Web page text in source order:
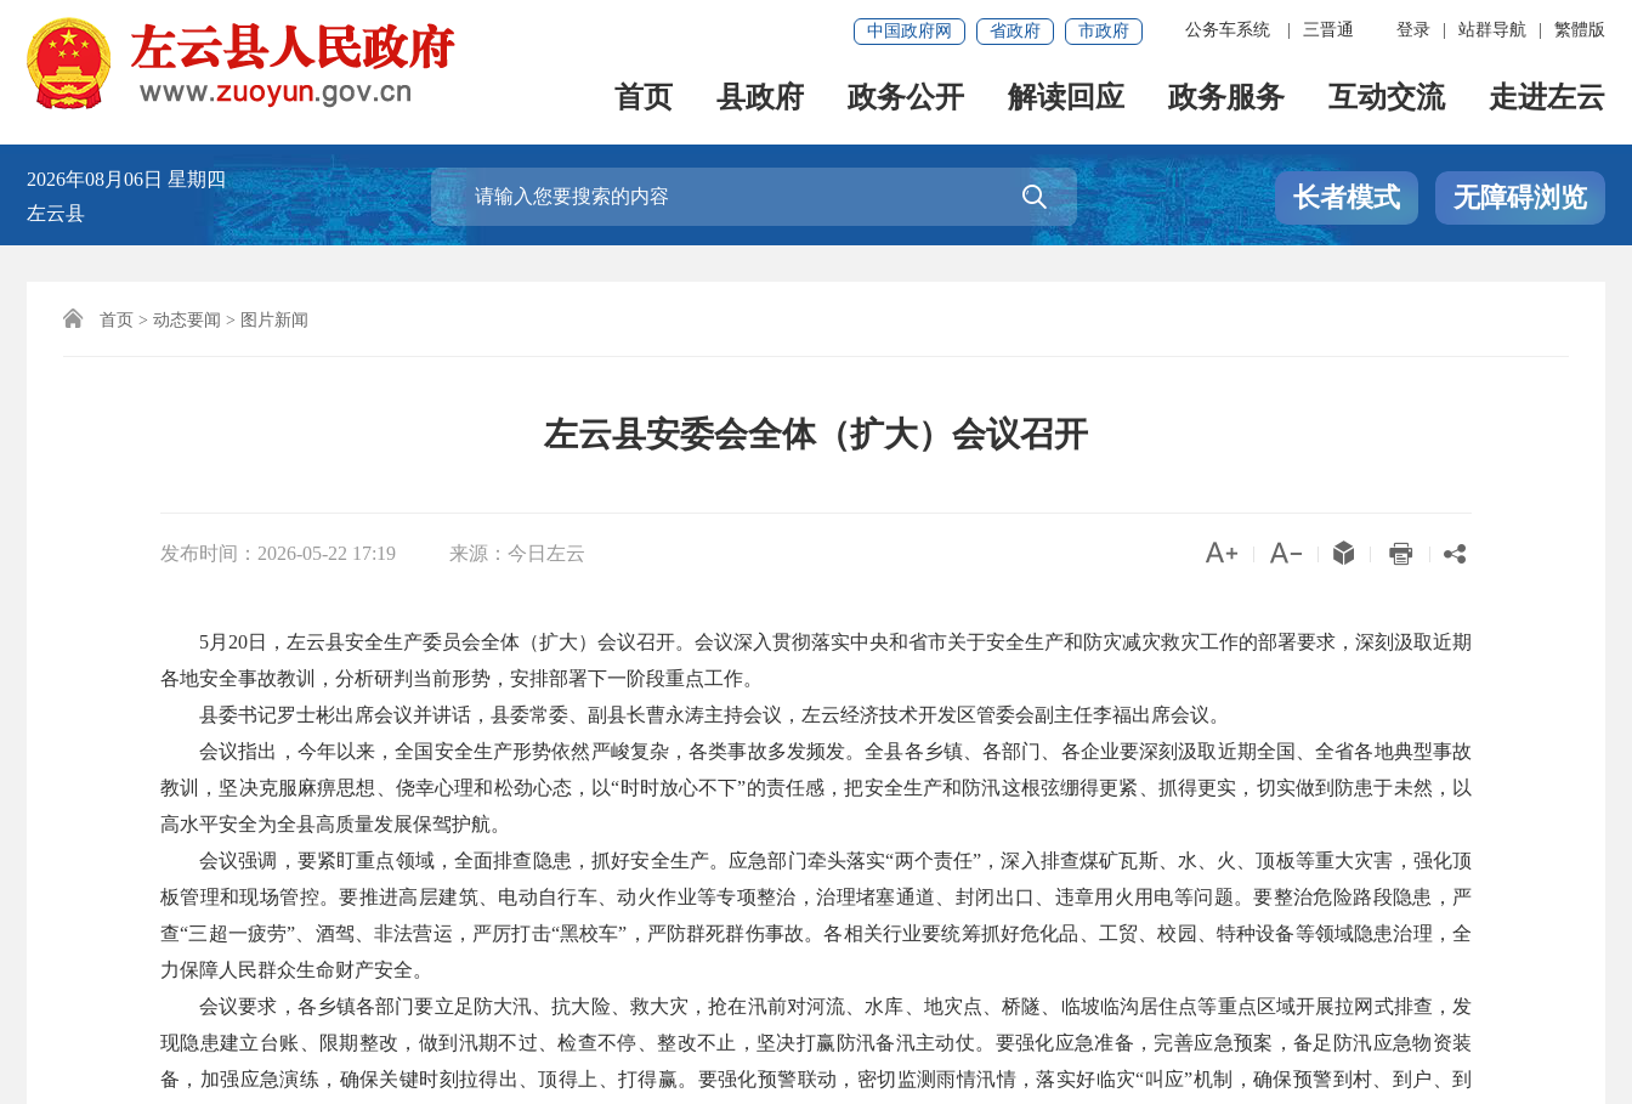
登录 站群导航 繁體版
公务车系统 三晋通
中国政府网 省政府 市政府
首页 县政府 政务公开 解读回应 政务服务 互动交流 走进左云
2026年08月06日 星期四
左云县
 长者模式 无障碍浏览
 首页 > 动态要闻 > 图片新闻
左云县安委会全体（扩大）会议召开
发布时间： 2026-05-22 17:19 来源： 今日左云     
5月20日，左云县安全生产委员会全体（扩大）会议召开。会议深入贯彻落实中央和省市关于安全生产和防灾减灾救灾工作的部署要求，深刻汲取近期
各地安全事故教训，分析研判当前形势，安排部署下一阶段重点工作。
县委书记罗士彬出席会议并讲话，县委常委、副县长曹永涛主持会议，左云经济技术开发区管委会副主任李福出席会议。
会议指出，今年以来，全国安全生产形势依然严峻复杂，各类事故多发频发。全县各乡镇、各部门、各企业要深刻汲取近期全国、全省各地典型事故
教训，坚决克服麻痹思想、侥幸心理和松劲心态，以“时时放心不下”的责任感，把安全生产和防汛这根弦绷得更紧、抓得更实，切实做到防患于未然，以
高水平安全为全县高质量发展保驾护航。
会议强调，要紧盯重点领域，全面排查隐患，抓好安全生产。应急部门牵头落实“两个责任”，深入排查煤矿瓦斯、水、火、顶板等重大灾害，强化顶
板管理和现场管控。要推进高层建筑、电动自行车、动火作业等专项整治，治理堵塞通道、封闭出口、违章用火用电等问题。要整治危险路段隐患，严
查“三超一疲劳”、酒驾、非法营运，严厉打击“黑校车”，严防群死群伤事故。各相关行业要统筹抓好危化品、工贸、校园、特种设备等领域隐患治理，全
力保障人民群众生命财产安全。
会议要求，各乡镇各部门要立足防大汛、抗大险、救大灾，抢在汛前对河流、水库、地灾点、桥隧、临坡临沟居住点等重点区域开展拉网式排查，发
现隐患建立台账、限期整改，做到汛期不过、检查不停、整改不止，坚决打赢防汛备汛主动仗。要强化应急准备，完善应急预案，备足防汛应急物资装
备，加强应急演练，确保关键时刻拉得出、顶得上、打得赢。要强化预警联动，密切监测雨情汛情，落实好临灾“叫应”机制，确保预警到村、到户、到